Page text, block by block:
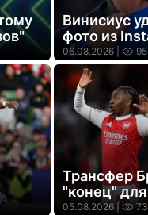
Винисиус
фото из
06.08.2026 |
Трансфер
"конец"
05.08.2026 |